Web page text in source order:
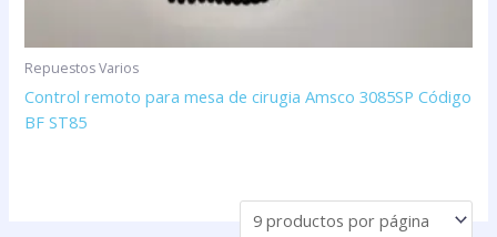
Repuestos Varios
Control remoto para mesa de cirugia Amsco 3085SP Código
BF ST85